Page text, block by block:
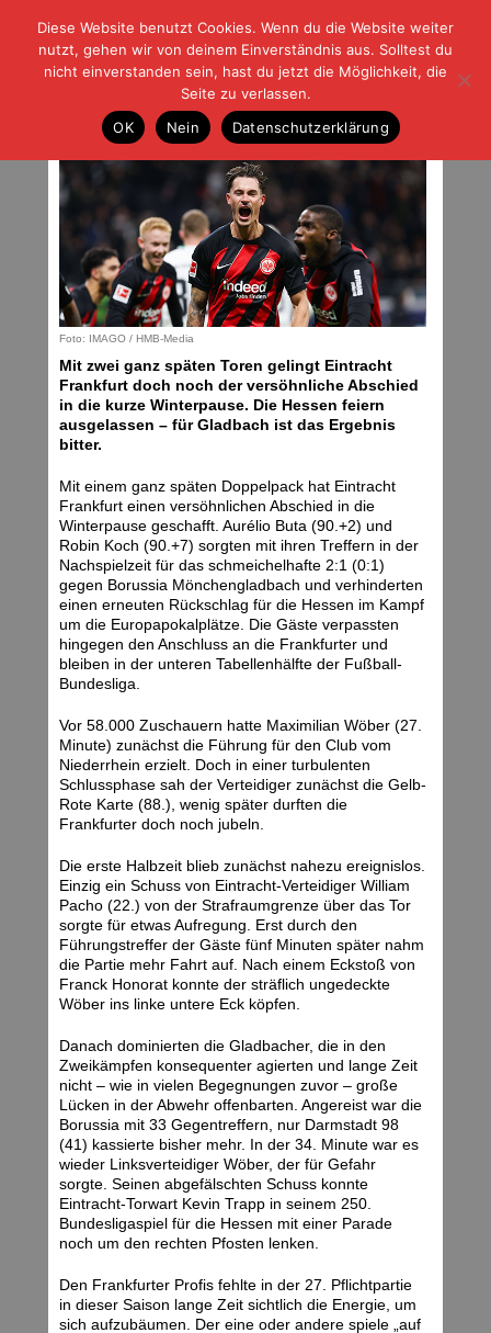
| | |BLOG-GFußball und der Rest
HOME|REGELN|IMPRESSUM |DATENSCHUTZ
Drangeblieben
Donnerstag, 21.12.23 | 04:00 Uhr
Foto: IMAGO / HMB-Media
Mit zwei ganz späten Toren gelingt Eintracht
Frankfurt doch noch der versöhnliche Abschied
in die kurze Winterpause. Die Hessen feiern
ausgelassen – für Gladbach ist das Ergebnis
bitter.
Mit einem ganz späten Doppelpack hat Eintracht
Frankfurt einen versöhnlichen Abschied in die
Winterpause geschafft. Aurélio Buta (90.+2) und
Robin Koch (90.+7) sorgten mit ihren Treffern in der
Nachspielzeit für das schmeichelhafte 2:1 (0:1)
gegen Borussia Mönchengladbach und verhinderten
einen erneuten Rückschlag für die Hessen im Kampf
um die Europapokalplätze. Die Gäste verpassten
hingegen den Anschluss an die Frankfurter und
bleiben in der unteren Tabellenhälfte der Fußball-
Bundesliga.
Vor 58.000 Zuschauern hatte Maximilian Wöber (27.
Minute) zunächst die Führung für den Club vom
Niederrhein erzielt. Doch in einer turbulenten
Schlussphase sah der Verteidiger zunächst die Gelb-
Rote Karte (88.), wenig später durften die
Frankfurter doch noch jubeln.
Die erste Halbzeit blieb zunächst nahezu ereignislos.
Einzig ein Schuss von Eintracht-Verteidiger William
Pacho (22.) von der Strafraumgrenze über das Tor
sorgte für etwas Aufregung. Erst durch den
Führungstreffer der Gäste fünf Minuten später nahm
die Partie mehr Fahrt auf. Nach einem Eckstoß von
Franck Honorat konnte der sträflich ungedeckte
Wöber ins linke untere Eck köpfen.
Danach dominierten die Gladbacher, die in den
Zweikämpfen konsequenter agierten und lange Zeit
nicht – wie in vielen Begegnungen zuvor – große
Lücken in der Abwehr offenbarten. Angereist war die
Borussia mit 33 Gegentreffern, nur Darmstadt 98
(41) kassierte bisher mehr. In der 34. Minute war es
wieder Linksverteidiger Wöber, der für Gefahr
sorgte. Seinen abgefälschten Schuss konnte
Eintracht-Torwart Kevin Trapp in seinem 250.
Bundesligaspiel für die Hessen mit einer Parade
noch um den rechten Pfosten lenken.
Den Frankfurter Profis fehlte in der 27. Pflichtpartie
in dieser Saison lange Zeit sichtlich die Energie, um
sich aufzubäumen. Der eine oder andere spiele „auf
Diese Website benutzt Cookies. Wenn du die Website weiter
nutzt, gehen wir von deinem Einverständnis aus. Solltest du
nicht einverstanden sein, hast du jetzt die Möglichkeit, die
Seite zu verlassen.
OK
Nein Datenschutzerklärung